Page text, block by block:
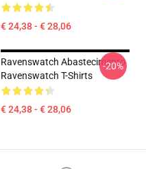
€ 24,38 - € 28,06
Ravenswatch Abastecimento
Ravenswatch T-Shirts
€ 24,38 - € 28,06
-20%